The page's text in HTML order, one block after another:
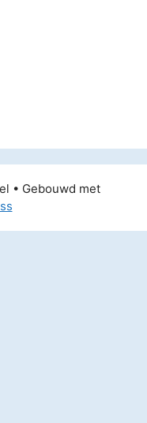
• Gebouwd met